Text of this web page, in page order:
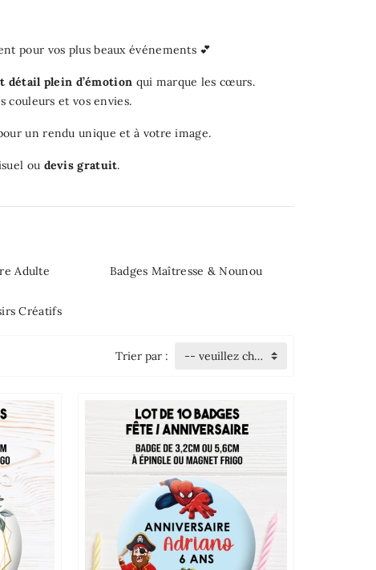
pour vos plus beaux événements 💕
détail plein d’émotion qui marque les cœurs.
couleurs et vos envies.
un rendu unique et à votre image.
ou devis gratuit.
Adulte Badges Maîtresse & Nounou
Créatifs
Trier par : -- veuillez choisir --